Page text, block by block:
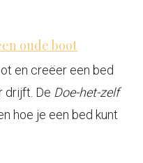
oude boot
en creëer een bed
drijft. De Doe-het-zelf
hoe je een bed kunt